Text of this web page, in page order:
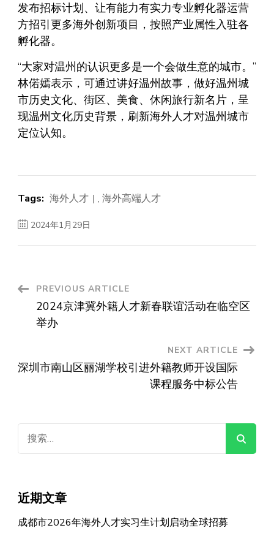
发布招标计划、让有能力有实力专业孵化器运营
方招引更多海外创新项目，按照产业属性入驻各
孵化器。
“大家对温州的认识更多是一个会做生意的城市。”
林偌嫣表示，可通过讲好温州故事，做好温州城
市历史文化、街区、美食、休闲旅行新名片，呈
现温州文化历史背景，刷新海外人才对温州城市
定位认知。
Tags: 海外人才 , 海外高端人才
2024年1月29日
Post
Navigation
PREVIOUS ARTICLE
2024京津冀外籍人才新春联谊活动在临空区
举办
NEXT ARTICLE
深圳市南山区丽湖学校引进外籍教师开设国际
课程服务中标公告
索：
近期文章
成都市2026年海外人才实习生计划启动全球招募